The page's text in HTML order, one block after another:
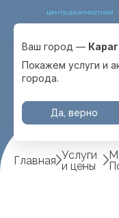
центр диагностики
Выбрать город
с. Отеген батыра
Ваш город —
Покажем услуги и
города.
Да, верно
Главная Услуги
и цены